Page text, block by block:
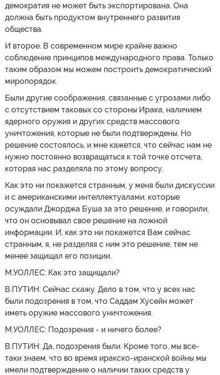
демократия не может быть экспортирована. Она
должна быть продуктом внутреннего развития
общества.
И второе. В современном мире крайне важно
соблюдение принципов международного права. Только
таким образом мы можем построить демократический
миропорядок.
Были другие соображения, связанные с угрозами либо
с отсутствием таковых со стороны Ирака, наличием
ядерного оружия и других средств массового
уничтожения, которые не были подтверждены. Но
решение состоялось, и мне кажется, что сейчас нам не
нужно постоянно возвращаться к той точке отсчета,
которая нас разделяла по этому вопросу.
Как это ни покажется странным, у меня были дискуссии
и с американскими интеллектуалами, которые
осуждали Джорджа Буша за это решение, и говорили,
что он основывал свое решение на ложной
информации. И, как это ни покажется Вам сейчас
странным, я, не разделяя с ним это решение, тем не
менее защищал его позиции.
М.УОЛЛЕС: Как это защищали?
В.ПУТИН: Сейчас скажу. Дело в том, что у всех нас
были подозрения в том, что Саддам Хусейн может
иметь оружие массового уничтожения.
М.УОЛЛЕС: Подозрения - и ничего более?
В.ПУТИН: Да, подозрения были. Кроме того, мы все-
таки знаем, что во время иракско-иранской войны мы
имели подтверждение о наличии таких средств у